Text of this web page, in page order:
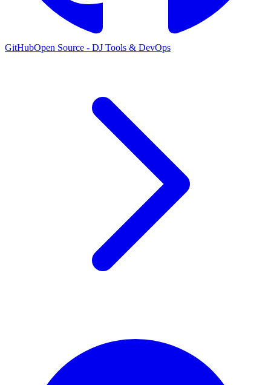
GitHubOpen Source - DJ Tools & DevOps